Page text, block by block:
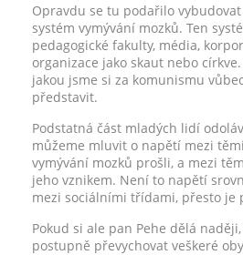
Opravdu se tu podařilo
systém vymývání mozků. Ten
pedagogické fakulty, média,
organizace jako skaut nebo
jakou jsme si za komunismu
představit.
Podstatná část mladých lidí
můžeme mluvit o napětí mezi
vymývání mozků prošli, a mezi
jeho vznikem. Není to napětí
mezi sociálními třídami, přesto je
Pokud si ale pan Pehe dělá
postupně převychovat veškeré